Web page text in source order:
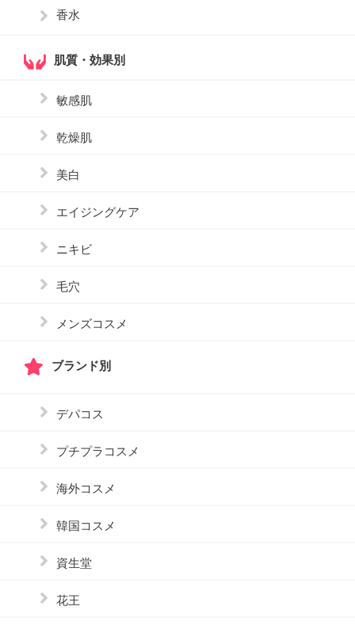
香水
肌質・効果別
敏感肌
乾燥肌
美白
エイジングケア
ニキビ
毛穴
メンズコスメ
ブランド別
デパコス
プチプラコスメ
海外コスメ
韓国コスメ
資生堂
花王